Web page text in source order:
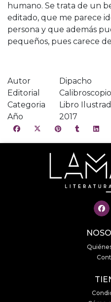
humano. Se trata de un
editado, que me parece
persona y que además
pequeños, pues carece
Autor
Dipacho
Editorial
Calibroscopio
Categoria
Libro
Año
2017